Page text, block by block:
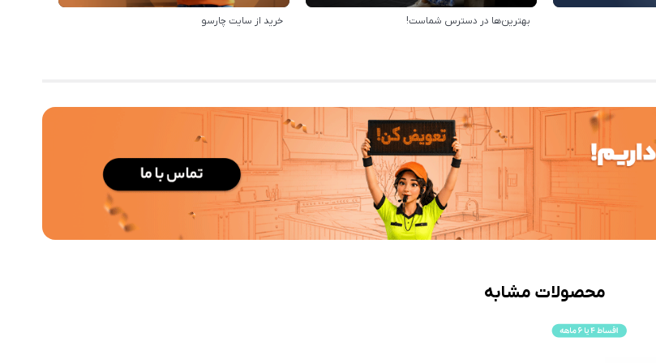
بهترین‌ها در دسترس شماست! خرید از سایت چارسو
محصولات مشابه